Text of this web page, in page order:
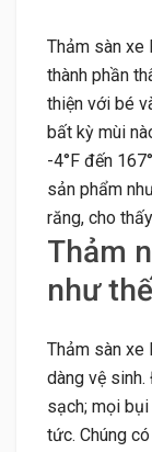
Thảm sàn xe
thành phần
thiện với bé
bất kỳ mùi
-4°F đến
sản phẩm
răng, cho
Thảm
như
Thảm sàn xe
dàng vệ
sạch; mọi
tức. Chúng